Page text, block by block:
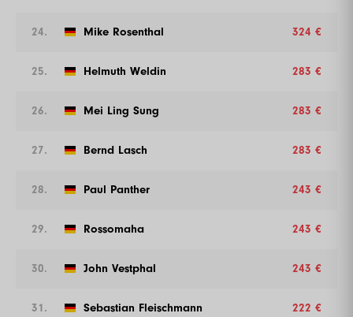
24. Mike Rosenthal 324 €
25. Helmuth Weldin 283 €
26. Mei Ling Sung 283 €
27. Bernd Lasch 283 €
28. Paul Panther 243 €
29. Rossomaha 243 €
30. John Vestphal 243 €
31. Sebastian Fleischmann 222 €